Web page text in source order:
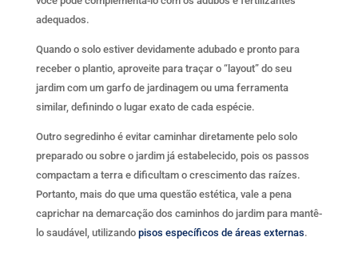
adequados.
Quando o solo estiver devidamente adubado e pronto para
receber o plantio, aproveite para traçar o “layout” do seu
jardim com um garfo de jardinagem ou uma ferramenta
similar, definindo o lugar exato de cada espécie.
Outro segredinho é evitar caminhar diretamente pelo solo
preparado ou sobre o jardim já estabelecido, pois os passos
compactam a terra e dificultam o crescimento das raízes.
Portanto, mais do que uma questão estética, vale a pena
caprichar na demarcação dos caminhos do jardim para mantê-
lo saudável, utilizando pisos específicos de áreas externas.